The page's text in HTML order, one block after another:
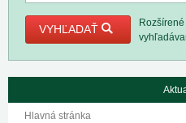
VYHĽADAŤ
Rozšírené
Hlavná stránka